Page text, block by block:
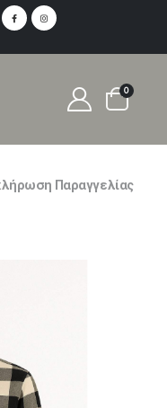
0
Παραγγελίας